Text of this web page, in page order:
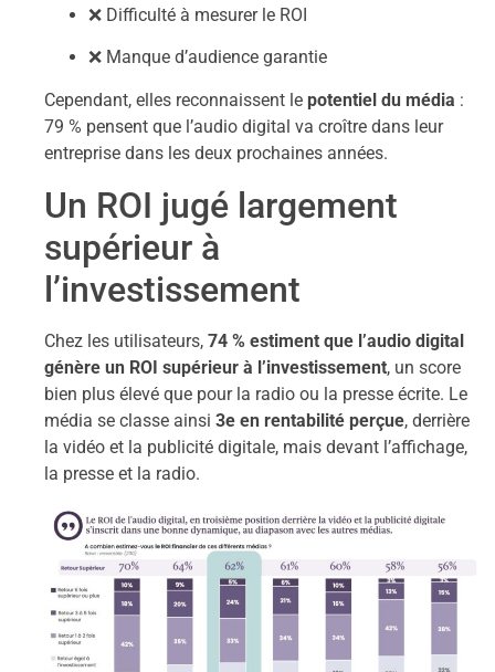
❌ Difficulté à mesurer le ROI
❌ Manque d’audience garantie
Cependant, elles reconnaissent le potentiel du média :
79 % pensent que l’audio digital va croître dans leur
entreprise dans les deux prochaines années.
Un ROI jugé largement
supérieur à
l’investissement
Chez les utilisateurs, 74 % estiment que l’audio digital
génère un ROI supérieur à l’investissement, un score
bien plus élevé que pour la radio ou la presse écrite. Le
média se classe ainsi 3e en rentabilité perçue, derrière
la vidéo et la publicité digitale, mais devant l’affichage,
la presse et la radio.